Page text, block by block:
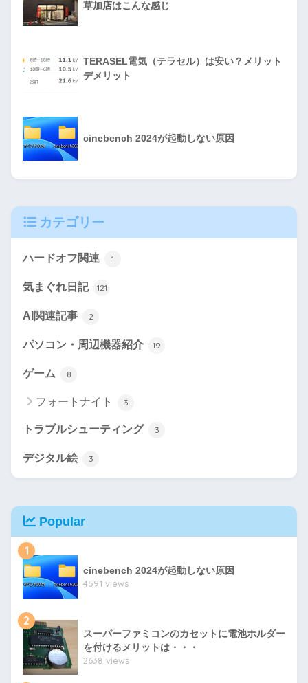
草加店はこんな感じ
TERASEL電気（テラセル）は安い？メリット
デメリット
cinebench 2024が起動しない原因
カテゴリー
ハードオフ関連 1
気まぐれ日記 121
AI関連記事 2
パソコン・周辺機器紹介 19
ゲーム 8
フォートナイト 3
トラブルシューティング 3
デジタル絵 3
Popular
1
cinebench 2024が起動しない原因
4591 views
2
スーパーファミコンのカセットに電池ホルダー
を付けるメリットは・・・
2638 views